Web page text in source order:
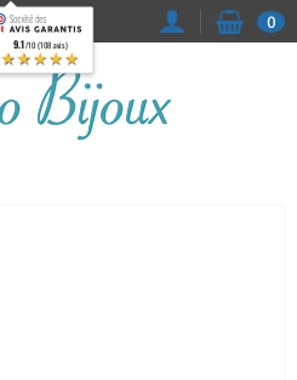
0
9.1/10 (108 avis)
★★★★★